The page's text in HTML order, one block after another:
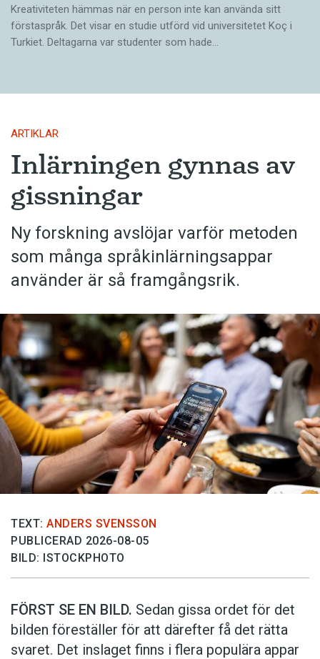
Kreativiteten hämmas när en person inte kan använda sitt
förstaspråk. Det visar en studie utförd vid universitetet Koç i
Turkiet. Deltagarna var studenter som hade…
ARTIKLAR
Inlärningen gynnas av
gissningar
Ny forskning avslöjar varför metoden
som många språkinlärningsappar
använder är så framgångsrik.
TEXT: ANDERS SVENSSON
PUBLICERAD 2026-08-05
BILD: ISTOCKPHOTO
FÖRST SE EN BILD. Sedan gissa ordet för det
bilden föreställer för att därefter få det rätta
svaret. Det inslaget finns i flera populära appar